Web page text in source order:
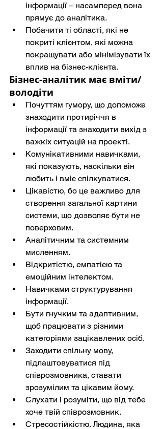
інформації – насамперед вона
прямує до аналітика.
Побачити ті області, які не
покриті клієнтом, які можна
покращувати або мінімізувати їх
вплив на бізнес-клієнта.
Бізнес-аналітик має вміти/
володіти
Почуттям гумору, що допоможе
знаходити протиріччя в
інформації та знаходити вихід з
важкіх ситуацій на проекті.
Комунікативними навичками,
які показують, наскільки він
любить і вміє спілкуватися.
Цікавістю, бо це важливо для
створення загальної картини
системи, що дозволяє бути не
поверховим.
Аналітичним та системним
мисленням.
Відкритістю, емпатією та
емоційним інтелектом.
Навичками структурування
інформації.
Бути гнучким та адаптивним,
щоб працювати з різними
категоріями зацікавлених осіб.
Заходити спільну мову,
підлаштовуватися під
співрозмовника, ставати
зрозумілим та цікавим йому.
Слухати і розуміти, що від тебе
хоче твій співрозмовник.
Стресостійкістю. Людина, яка